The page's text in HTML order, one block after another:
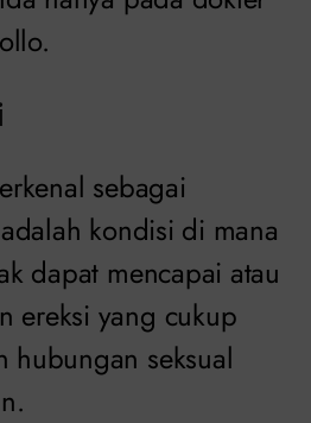
sebagai
kondisi di mana
dapat mencapai atau
ereksi yang cukup
hubungan seksual